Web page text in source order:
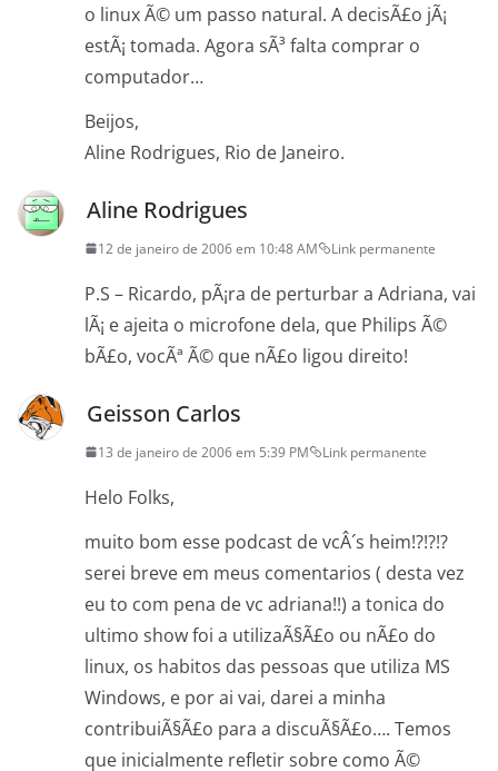
o linux Ã© um passo natural. A decisÃ£o jÃ¡
estÃ¡ tomada. Agora sÃ³ falta comprar o
computador…
Beijos,
Aline Rodrigues, Rio de Janeiro.
Aline Rodrigues
12 de janeiro de 2006 em 10:48 AM Link permanente
P.S – Ricardo, pÃ¡ra de perturbar a Adriana, vai
lÃ¡ e ajeita o microfone dela, que Philips Ã©
bÃ£o, vocÃª Ã© que nÃ£o ligou direito!
Geisson Carlos
13 de janeiro de 2006 em 5:39 PM Link permanente
Helo Folks,
muito bom esse podcast de vcÂ´s heim!?!?!?
serei breve em meus comentarios ( desta vez
eu to com pena de vc adriana!!) a tonica do
ultimo show foi a utilizaÃ§Ã£o ou nÃ£o do
linux, os habitos das pessoas que utiliza MS
Windows, e por ai vai, darei a minha
contribuiÃ§Ã£o para a discuÃ§Ã£o…. Temos
que inicialmente refletir sobre como Ã©